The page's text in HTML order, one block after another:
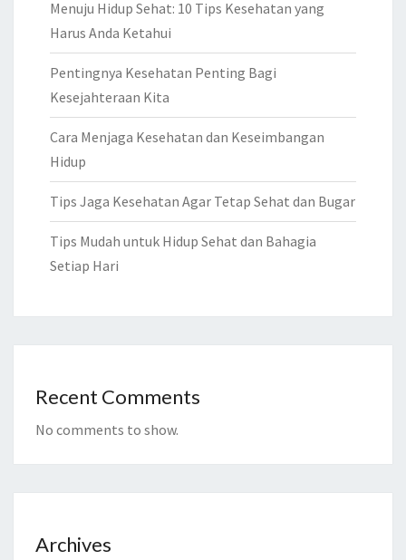
Menuju Hidup Sehat: 10 Tips Kesehatan yang
Harus Anda Ketahui
Pentingnya Kesehatan Penting Bagi
Kesejahteraan Kita
Cara Menjaga Kesehatan dan Keseimbangan
Hidup
Tips Jaga Kesehatan Agar Tetap Sehat dan Bugar
Tips Mudah untuk Hidup Sehat dan Bahagia
Setiap Hari
Recent Comments
No comments to show.
Archives